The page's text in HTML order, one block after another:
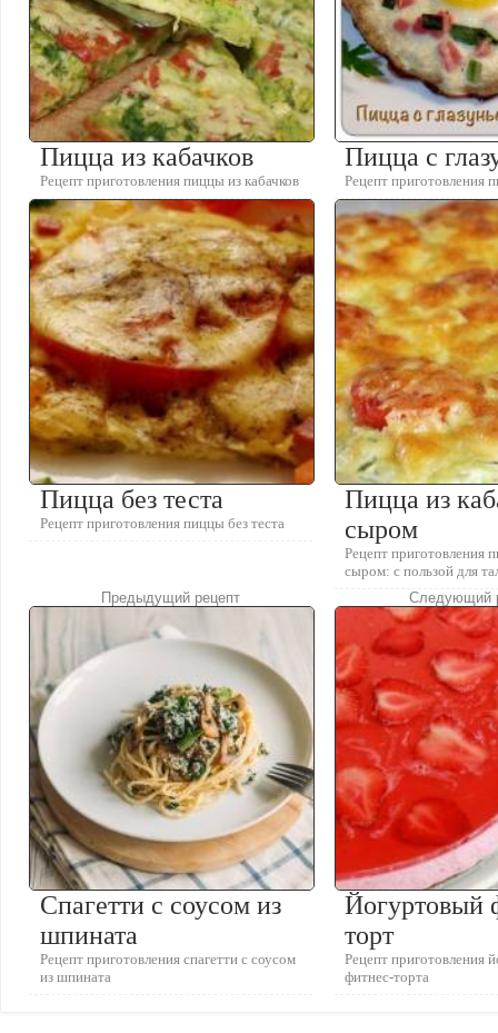
Пицца из кабачков
Рецепт приготовления пиццы из кабачков
Пицца с
Рецепт приготовления
Пицца без теста
Рецепт приготовления пиццы без теста
Пицца из
сыром
Рецепт приготовления
сыром: с пользой для
Предыдущий рецепт
Спагетти с соусом из
шпината
Рецепт приготовления спагетти с соусом
из шпината
Следующий
Йогуртовый
торт
Рецепт приготовления
фитнес-торта